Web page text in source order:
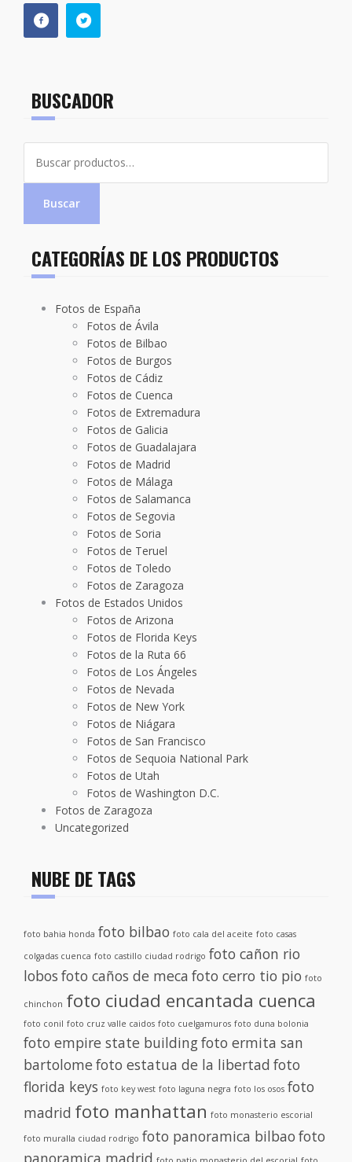
BUSCADOR
por:
Buscar
CATEGORÍAS DE LOS PRODUCTOS
Fotos de España
Fotos de Ávila
Fotos de Bilbao
Fotos de Burgos
Fotos de Cádiz
Fotos de Cuenca
Fotos de Extremadura
Fotos de Galicia
Fotos de Guadalajara
Fotos de Madrid
Fotos de Málaga
Fotos de Salamanca
Fotos de Segovia
Fotos de Soria
Fotos de Teruel
Fotos de Toledo
Fotos de Zaragoza
Fotos de Estados Unidos
Fotos de Arizona
Fotos de Florida Keys
Fotos de la Ruta 66
Fotos de Los Ángeles
Fotos de Nevada
Fotos de New York
Fotos de Niágara
Fotos de San Francisco
Fotos de Sequoia National Park
Fotos de Utah
Fotos de Washington D.C.
Fotos de Zaragoza
Uncategorized
NUBE DE TAGS
foto bahia honda foto bilbao foto cala del aceite foto casas
colgadas cuenca foto castillo ciudad rodrigo foto cañon rio
lobos foto caños de meca foto cerro tio pio foto
chinchon foto ciudad encantada cuenca
foto conil foto cruz valle caidos foto cuelgamuros foto duna bolonia
foto empire state buildingfoto ermita san
bartolomefoto estatua de la libertad foto
florida keys foto key west foto laguna negra foto los osos foto
madrid foto manhattan foto monasterio escorial
foto muralla ciudad rodrigo foto panoramica bilbao foto
panoramica madrid